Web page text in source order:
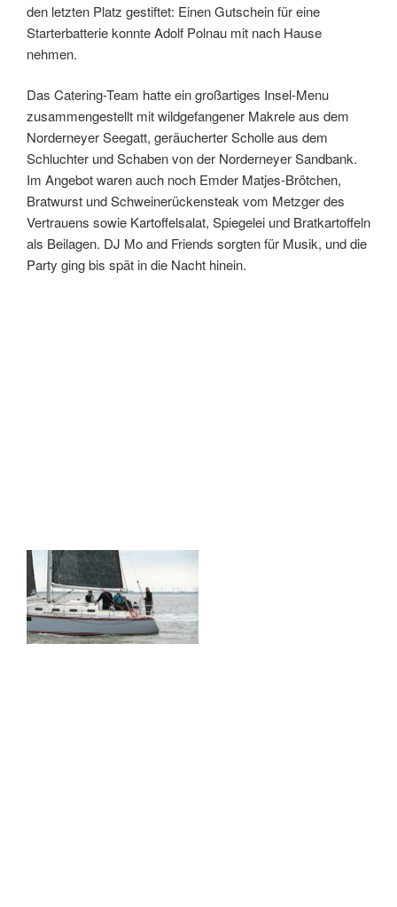
den letzten Platz gestiftet: Einen Gutschein für eine
Starterbatterie konnte Adolf Polnau mit nach Hause
nehmen.
Das Catering-Team hatte ein großartiges Insel-Menu
zusammengestellt mit wildgefangener Makrele aus dem
Norderneyer Seegatt, geräucherter Scholle aus dem
Schluchter und Schaben von der Norderneyer Sandbank.
Im Angebot waren auch noch Emder Matjes-Brötchen,
Bratwurst und Schweinerückensteak vom Metzger des
Vertrauens sowie Kartoffelsalat, Spiegelei und Bratkartoffeln
als Beilagen. DJ Mo and Friends sorgten für Musik, und die
Party ging bis spät in die Nacht hinein.